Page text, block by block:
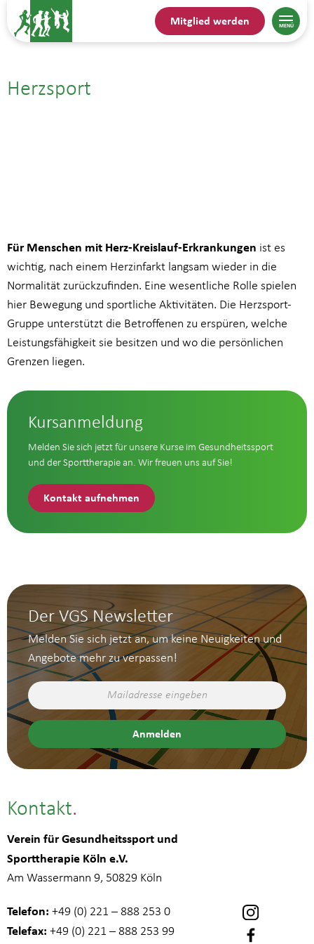
Mitglied werden
Herzsport
11.11.25| 17:30
Für Menschen mit Herz-Kreislauf-Erkrankungen ist es
wichtig, nach einem Herzinfarkt langsam wieder in die
Normalität zurückzufinden. Eine wesentliche Rolle spielen
hier Bewegung und sportliche Aktivitäten. Die Herzsport-
Gruppe unterstützt die Betroffenen zu erspüren, welche
Leistungsfähigkeit sie besitzen und wo die persönlichen
Grenzen liegen.
Kursanmeldung
Melden Sie sich jetzt für unsere Kurse im Gesundheitssport
und der Sporttherapie an. Wir freuen uns auf Sie!
Kontakt aufnehmen
Der VGS Newsletter
Melden Sie sich jetzt an, um keine Neuigkeiten und
Angebote mehr zu verpassen!
Kontakt
Verein für Gesundheitssport und
Sporttherapie Köln e.V.
Am Wassermann 9, 50829 Köln
Telefon: +49 (0) 221 – 888 253 0
Telefax: +49 (0) 221 – 888 253 99